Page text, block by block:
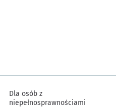
Dla osób z
niepełnosprawnościami